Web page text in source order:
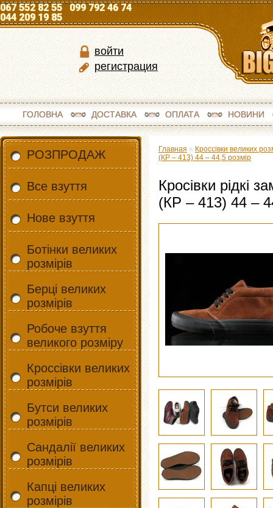
067 552 82 55 099 792 46 74
044 209 19 85
войти
регистрация
ГОЛОВНА ДОСТАВКА ОПЛАТА НОВИНИ
РОЗПРОДАЖ
Все взуття
Нове взуття
Ботінки великих
розмірів
Берці великих
розмірів
Робоче взуття
великого розміру
Кроссівки великих
розмірів
Бутси великих
розмірів
Сандалії великих
розмірів
Капці великих
розмірів
Главная » Кроссівки великих
(КР – 413) 44 – 44,5 розмір
Кросівки рідкі
(КР – 413) 44 –